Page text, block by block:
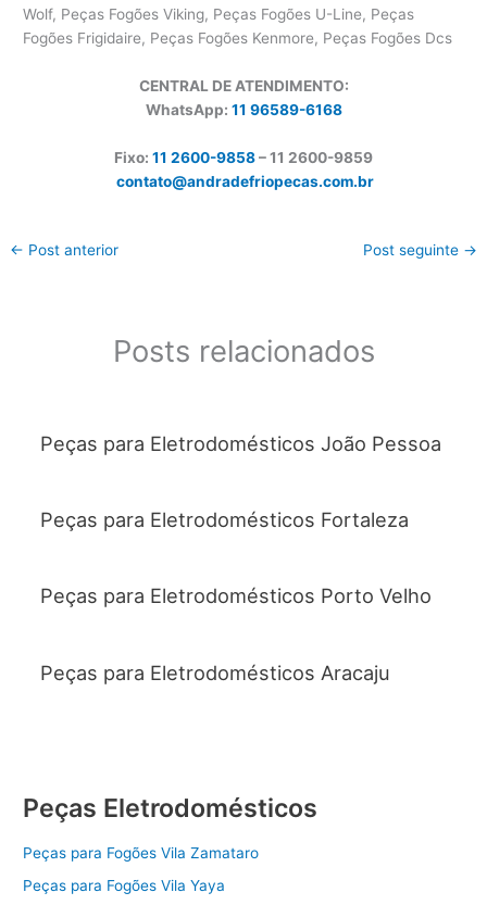
Wolf, Peças Fogões Viking, Peças Fogões U-Line, Peças
Fogões Frigidaire, Peças Fogões Kenmore, Peças Fogões Dcs
CENTRAL DE ATENDIMENTO:
WhatsApp: 11 96589-6168
Fixo: 11 2600-9858– 11 2600-9859
contato@andradefriopecas.com.br
← Post anterior Post seguinte →
Posts relacionados
Peças para Eletrodomésticos João Pessoa
Peças para Eletrodomésticos Fortaleza
Peças para Eletrodomésticos Porto Velho
Peças para Eletrodomésticos Aracaju
Peças Eletrodomésticos
Peças para Fogões Vila Zamataro
Peças para Fogões Vila Yaya